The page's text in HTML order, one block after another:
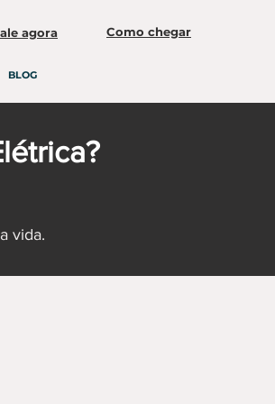
agora Como chegar
BLOG
vida.